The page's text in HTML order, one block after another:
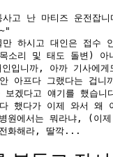
고 난 마티즈 운전잡
하시고 대인은 접수
소리 및 태도 돌변) 아
입니까, 아까 기사에게
아프다 그랬다는 겁니
겠다고 얘기를 했습니
했다가 이제 와서 왜
에서는 뭐라냐, (이